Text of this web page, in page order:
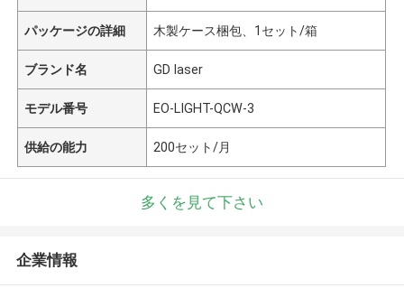
パッケージの詳細 木製ケース梱包、1セット/箱
ブランド名 GD laser
モデル番号 EO-LIGHT-QCW-3
供給の能力 200セット/月
多くを見て下さい
企業情報